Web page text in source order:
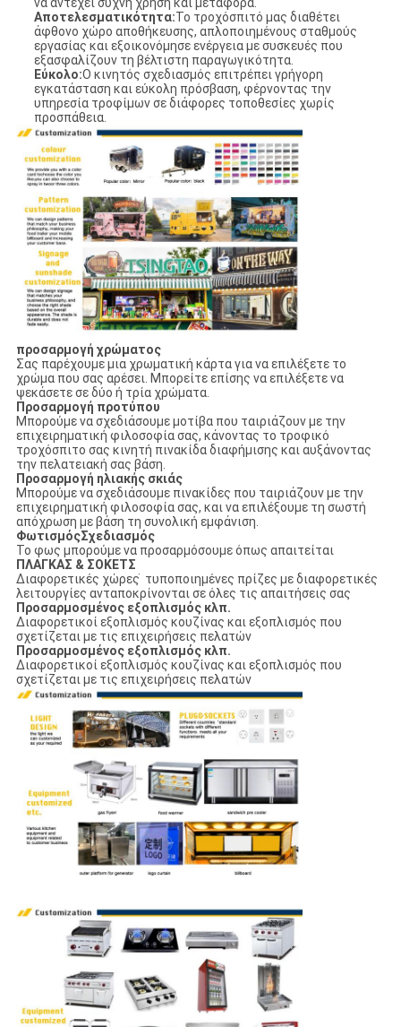
να αντέχει συχνή χρήση και μεταφορά.
Αποτελεσματικότητα:Το τροχόσπιτό μας διαθέτει
άφθονο χώρο αποθήκευσης, απλοποιημένους σταθμούς
εργασίας και εξοικονόμησε ενέργεια με συσκευές που
εξασφαλίζουν τη βέλτιστη παραγωγικότητα.
Εύκολο:Ο κινητός σχεδιασμός επιτρέπει γρήγορη
εγκατάσταση και εύκολη πρόσβαση, φέρνοντας την
υπηρεσία τροφίμων σε διάφορες τοποθεσίες χωρίς
προσπάθεια.
προσαρμογή χρώματος
Σας παρέχουμε μια χρωματική κάρτα για να επιλέξετε το
χρώμα που σας αρέσει. Μπορείτε επίσης να επιλέξετε να
ψεκάσετε σε δύο ή τρία χρώματα.
Προσαρμογή προτύπου
Μπορούμε να σχεδιάσουμε μοτίβα που ταιριάζουν με την
επιχειρηματική φιλοσοφία σας, κάνοντας το τροφικό
τροχόσπιτο σας κινητή πινακίδα διαφήμισης και αυξάνοντας
την πελατειακή σας βάση.
Προσαρμογή ηλιακής σκιάς
Μπορούμε να σχεδιάσουμε πινακίδες που ταιριάζουν με την
επιχειρηματική φιλοσοφία σας, και να επιλέξουμε τη σωστή
απόχρωση με βάση τη συνολική εμφάνιση.
ΦωτισμόςΣχεδιασμός
Το φως μπορούμε να προσαρμόσουμε όπως απαιτείται
ΠΛΑΓΚΑΣ & ΣΟΚΕΤΣ
Διαφορετικές χώρες ̇ τυποποιημένες πρίζες με διαφορετικές
λειτουργίες ανταποκρίνονται σε όλες τις απαιτήσεις σας
Προσαρμοσμένος εξοπλισμός κλπ.
Διαφορετικοί εξοπλισμός κουζίνας και εξοπλισμός που
σχετίζεται με τις επιχειρήσεις πελατών
Προσαρμοσμένος εξοπλισμός κλπ.
Διαφορετικοί εξοπλισμός κουζίνας και εξοπλισμός που
σχετίζεται με τις επιχειρήσεις πελατών